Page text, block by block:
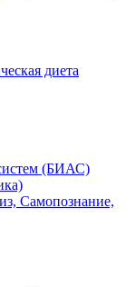
диета
(БИАС)
Самопознание,